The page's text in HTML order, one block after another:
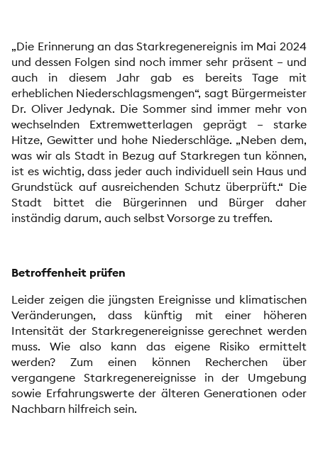
„Die Erinnerung an das Starkregenereignis im Mai 2024
und dessen Folgen sind noch immer sehr präsent – und
auch in diesem Jahr gab es bereits Tage mit
erheblichen Niederschlagsmengen“, sagt Bürgermeister
Dr. Oliver Jedynak. Die Sommer sind immer mehr von
wechselnden Extremwetterlagen geprägt – starke
Hitze, Gewitter und hohe Niederschläge. „Neben dem,
was wir als Stadt in Bezug auf Starkregen tun können,
ist es wichtig, dass jeder auch individuell sein Haus und
Grundstück auf ausreichenden Schutz überprüft.“ Die
Stadt bittet die Bürgerinnen und Bürger daher
inständig darum, auch selbst Vorsorge zu treffen.
Betroffenheit prüfen
Leider zeigen die jüngsten Ereignisse und klimatischen
Veränderungen, dass künftig mit einer höheren
Intensität der Starkregenereignisse gerechnet werden
muss. Wie also kann das eigene Risiko ermittelt
werden? Zum einen können Recherchen über
vergangene Starkregenereignisse in der Umgebung
sowie Erfahrungswerte der älteren Generationen oder
Nachbarn hilfreich sein.